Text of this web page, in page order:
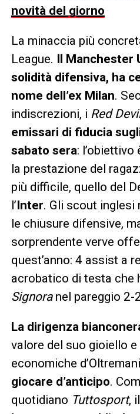
novità del giorno
La minaccia più
League. Il Manchester
solidità difensiva, ha
nome dell’ex Milan.
indiscrezioni, i Red
emissari di fiducia
sabato sera:
la prestazione del
più difficile, quello del
l’Inter. Gli scout inglesi
le chiusure difensive,
sorprendente verve
quest’anno: 4 assist a
acrobatico di testa che
Signoranel pareggio 2-
La dirigenza
valore del suo gioiello
economiche
giocare d’anticipo.
quotidiano Tuttosport,